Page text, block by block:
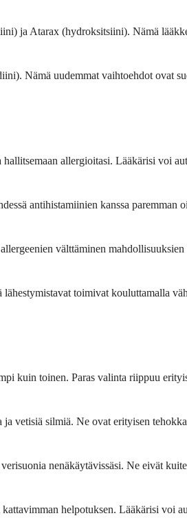
ja Atarax (hydroksitsiini). Nämä
Nämä uudemmat vaihtoehdot ovat
allergioitasi. Lääkärisi voi
antihistamiinien kanssa paremman
välttäminen
toimivat kouluttamalla
kuin toinen. Paras valinta riippuu
vetisiä silmiä. Ne ovat erityisen
nenäkäytävissäsi. Ne eivät
helpotuksen. Lääkärisi voi